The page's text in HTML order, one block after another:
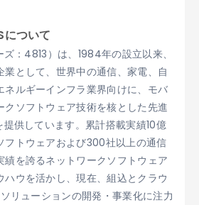
について
：4813）は、1984年の設立以来、
として、世界中の通信、家電、自
ネルギーインフラ業界向けに、モバ
クソフトウェア技術を核とした先進
供しています。累計搭載実績10億
フトウェアおよび300社以上の通信
績を誇るネットワークソフトウェア
ハウを活かし、現在、組込とクラウ
リューションの開発・事業化に注力